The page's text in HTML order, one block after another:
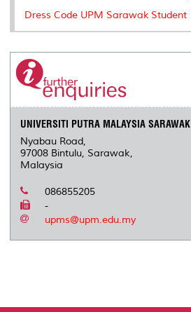
Dress Code UPM Sarawak Student
UNIVERSITI PUTRA MALAYSIA SARAWAK
Nyabau Road,
97008 Bintulu, Sarawak,
Malaysia
086855205
-
upms@upm.edu.my